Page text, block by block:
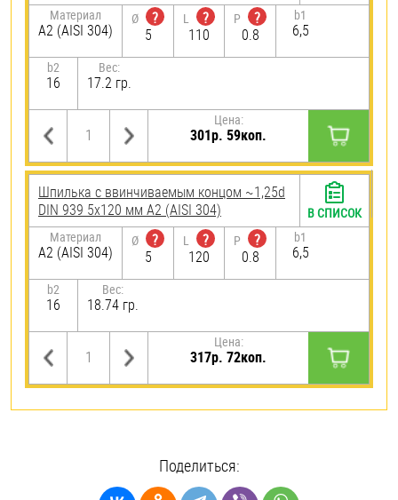
Материал
А2 (AISI 304)
Ø
?
5
L
?
110
P
?
0.8
b1
6,5
b2
16
Вес:
17.2 гр.
Цена:
301р. 59коп.
Шпилька c ввинчиваемым концом ~1,25d
DIN 939 5х120 мм А2 (AISI 304)
Материал
А2 (AISI 304)
Ø
?
5
L
?
120
P
?
0.8
b1
6,5
b2
16
Вес:
18.74 гр.
Цена:
317р. 72коп.
В СПИСОК
Поделиться: